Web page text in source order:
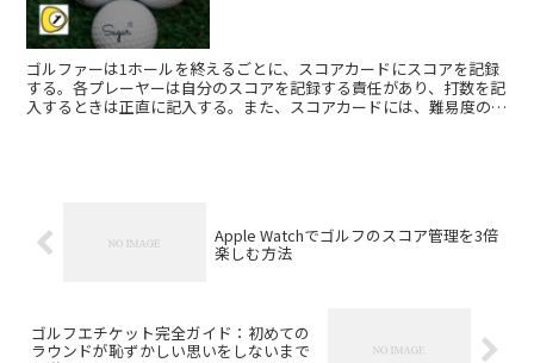
ゴルファーは1ホールを終えるごとに、スコアカードにスコアを記録
する。各プレーヤーは自分のスコアを記録する責任があり、打数を記
入するときは正直に記入する。また、スコアカードには、難易度の高
Apple Watchでゴルフのスコア管理を3倍
楽しむ方法
ゴルフエチケット完全ガイド：初めての
ラウンドが恥ずかしい思いをしないまで